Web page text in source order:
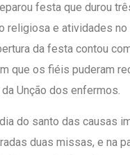
festa que durou
religiosa e atividades no
da festa contou
que os fiéis puderam
Unção dos enfermos.
do santo das causas
duas missas, e na